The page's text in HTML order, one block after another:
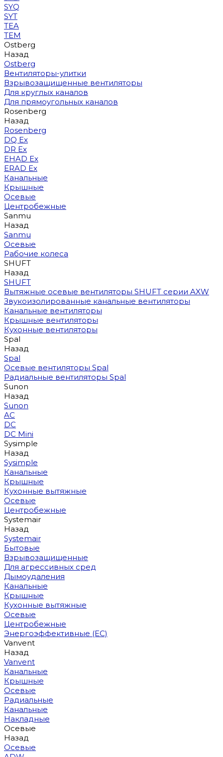
SYQ
SYT
TEA
TEM
Ostberg
Назад
Ostberg
Вентиляторы-улитки
Взрывозащищенные вентиляторы
Для круглых каналов
Для прямоугольных каналов
Rosenberg
Назад
Rosenberg
DQ Ex
DR Ex
EHAD Ex
ERAD Ex
Канальные
Крышные
Осевые
Центробежные
Sanmu
Назад
Sanmu
Осевые
Рабочие колеса
SHUFT
Назад
SHUFT
Вытяжные осевые вентиляторы SHUFT серии AXW
Звукоизолированные канальные вентиляторы
Канальные вентиляторы
Крышные вентиляторы
Кухонные вентиляторы
Spal
Назад
Spal
Осевые вентиляторы Spal
Радиальные вентиляторы Spal
Sunon
Назад
Sunon
AC
DC
DC Mini
Sysimple
Назад
Sysimple
Канальные
Крышные
Кухонные вытяжные
Осевые
Центробежные
Systemair
Назад
Systemair
Бытовые
Взрывозащищенные
Для агрессивных сред
Дымоудаления
Канальные
Крышные
Кухонные вытяжные
Осевые
Центробежные
Энергоэффективные (EC)
Vanvent
Назад
Vanvent
Канальные
Крышные
Осевые
Радиальные
Канальные
Накладные
Осевые
Назад
Осевые